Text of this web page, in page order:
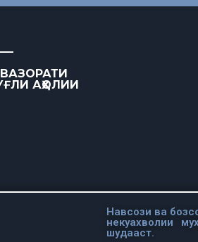
АҲОЛИИ
Навсози ва
некуахволии
шудааст.